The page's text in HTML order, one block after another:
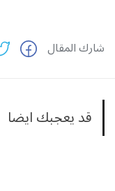
شارك المقال
قد يعجبك ايضا